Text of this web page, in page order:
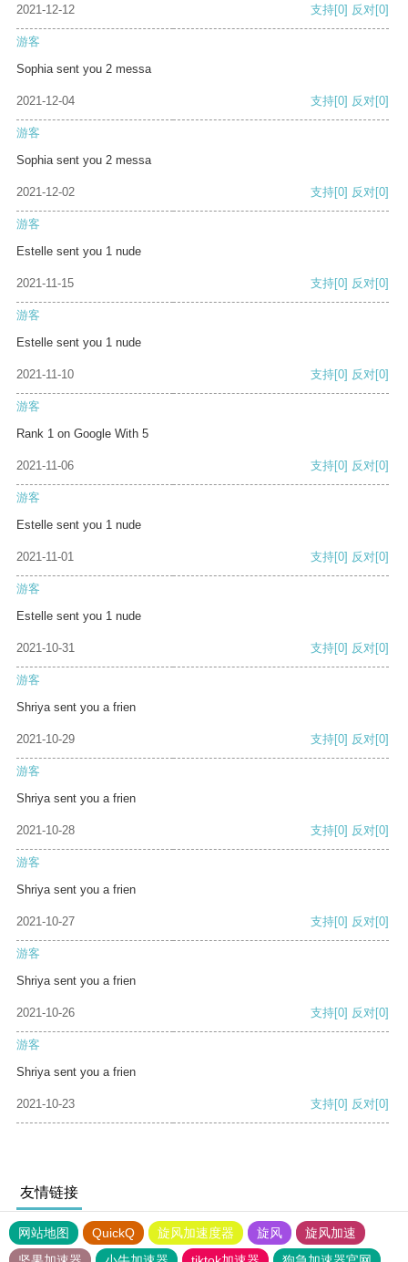
2021-12-12 支持[0] 反对[0]
游客
Sophia sent you 2 messa
2021-12-04 支持[0] 反对[0]
游客
Sophia sent you 2 messa
2021-12-02 支持[0] 反对[0]
游客
Estelle sent you 1 nude
2021-11-15 支持[0] 反对[0]
游客
Estelle sent you 1 nude
2021-11-10 支持[0] 反对[0]
游客
Rank 1 on Google With 5
2021-11-06 支持[0] 反对[0]
游客
Estelle sent you 1 nude
2021-11-01 支持[0] 反对[0]
游客
Estelle sent you 1 nude
2021-10-31 支持[0] 反对[0]
游客
Shriya sent you a frien
2021-10-29 支持[0] 反对[0]
游客
Shriya sent you a frien
2021-10-28 支持[0] 反对[0]
游客
Shriya sent you a frien
2021-10-27 支持[0] 反对[0]
游客
Shriya sent you a frien
2021-10-26 支持[0] 反对[0]
游客
Shriya sent you a frien
2021-10-23 支持[0] 反对[0]
友情链接
网站地图 QuickQ 旋风加速度器 旋风
旋风加速